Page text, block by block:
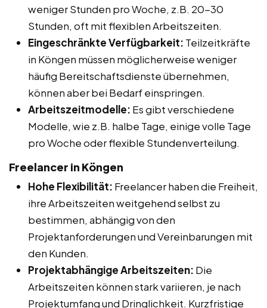
weniger Stunden pro Woche, z.B. 20-30
Stunden, oft mit flexiblen Arbeitszeiten.
Eingeschränkte Verfügbarkeit: Teilzeitkräfte
in Köngen müssen möglicherweise weniger
häufig Bereitschaftsdienste übernehmen,
können aber bei Bedarf einspringen.
Arbeitszeitmodelle: Es gibt verschiedene
Modelle, wie z.B. halbe Tage, einige volle Tage
pro Woche oder flexible Stundenverteilung.
Freelancer in Köngen
Hohe Flexibilität: Freelancer haben die Freiheit,
ihre Arbeitszeiten weitgehend selbst zu
bestimmen, abhängig von den
Projektanforderungen und Vereinbarungen mit
den Kunden.
Projektabhängige Arbeitszeiten: Die
Arbeitszeiten können stark variieren, je nach
Projektumfang und Dringlichkeit. Kurzfristige